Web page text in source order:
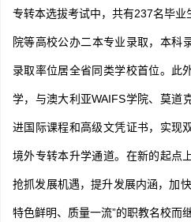
专转本选拔考试中，共有237名毕
院等高校公办二本专业录取，本科
录取率位居全省同类学校首位。此
学，与澳大利亚WAIFS学院、莫道
进国际课程和高级文凭证书，实现
境外专转本升学通道。在新的起点
抢抓发展机遇，提升发展内涵，加
特色鲜明、质量一流”的职教名校而